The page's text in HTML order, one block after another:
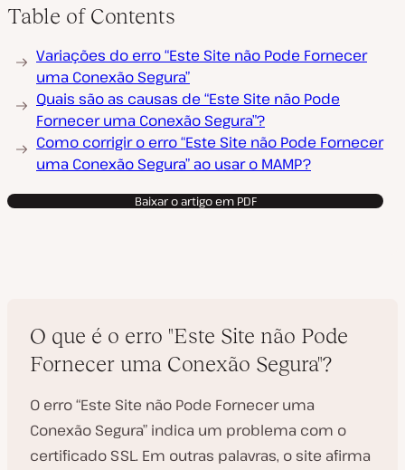
Table of Contents
Variações do erro “Este Site não Pode Fornecer
uma Conexão Segura”
Quais são as causas de “Este Site não Pode
Fornecer uma Conexão Segura”?
Como corrigir o erro “Este Site não Pode Fornecer
uma Conexão Segura” ao usar o MAMP?
Baixar o artigo em PDF
O que é o erro "Este Site não Pode
Fornecer uma Conexão Segura"?
O erro “Este Site não Pode Fornecer uma
Conexão Segura” indica um problema com o
certificado SSL. Em outras palavras, o site afirma